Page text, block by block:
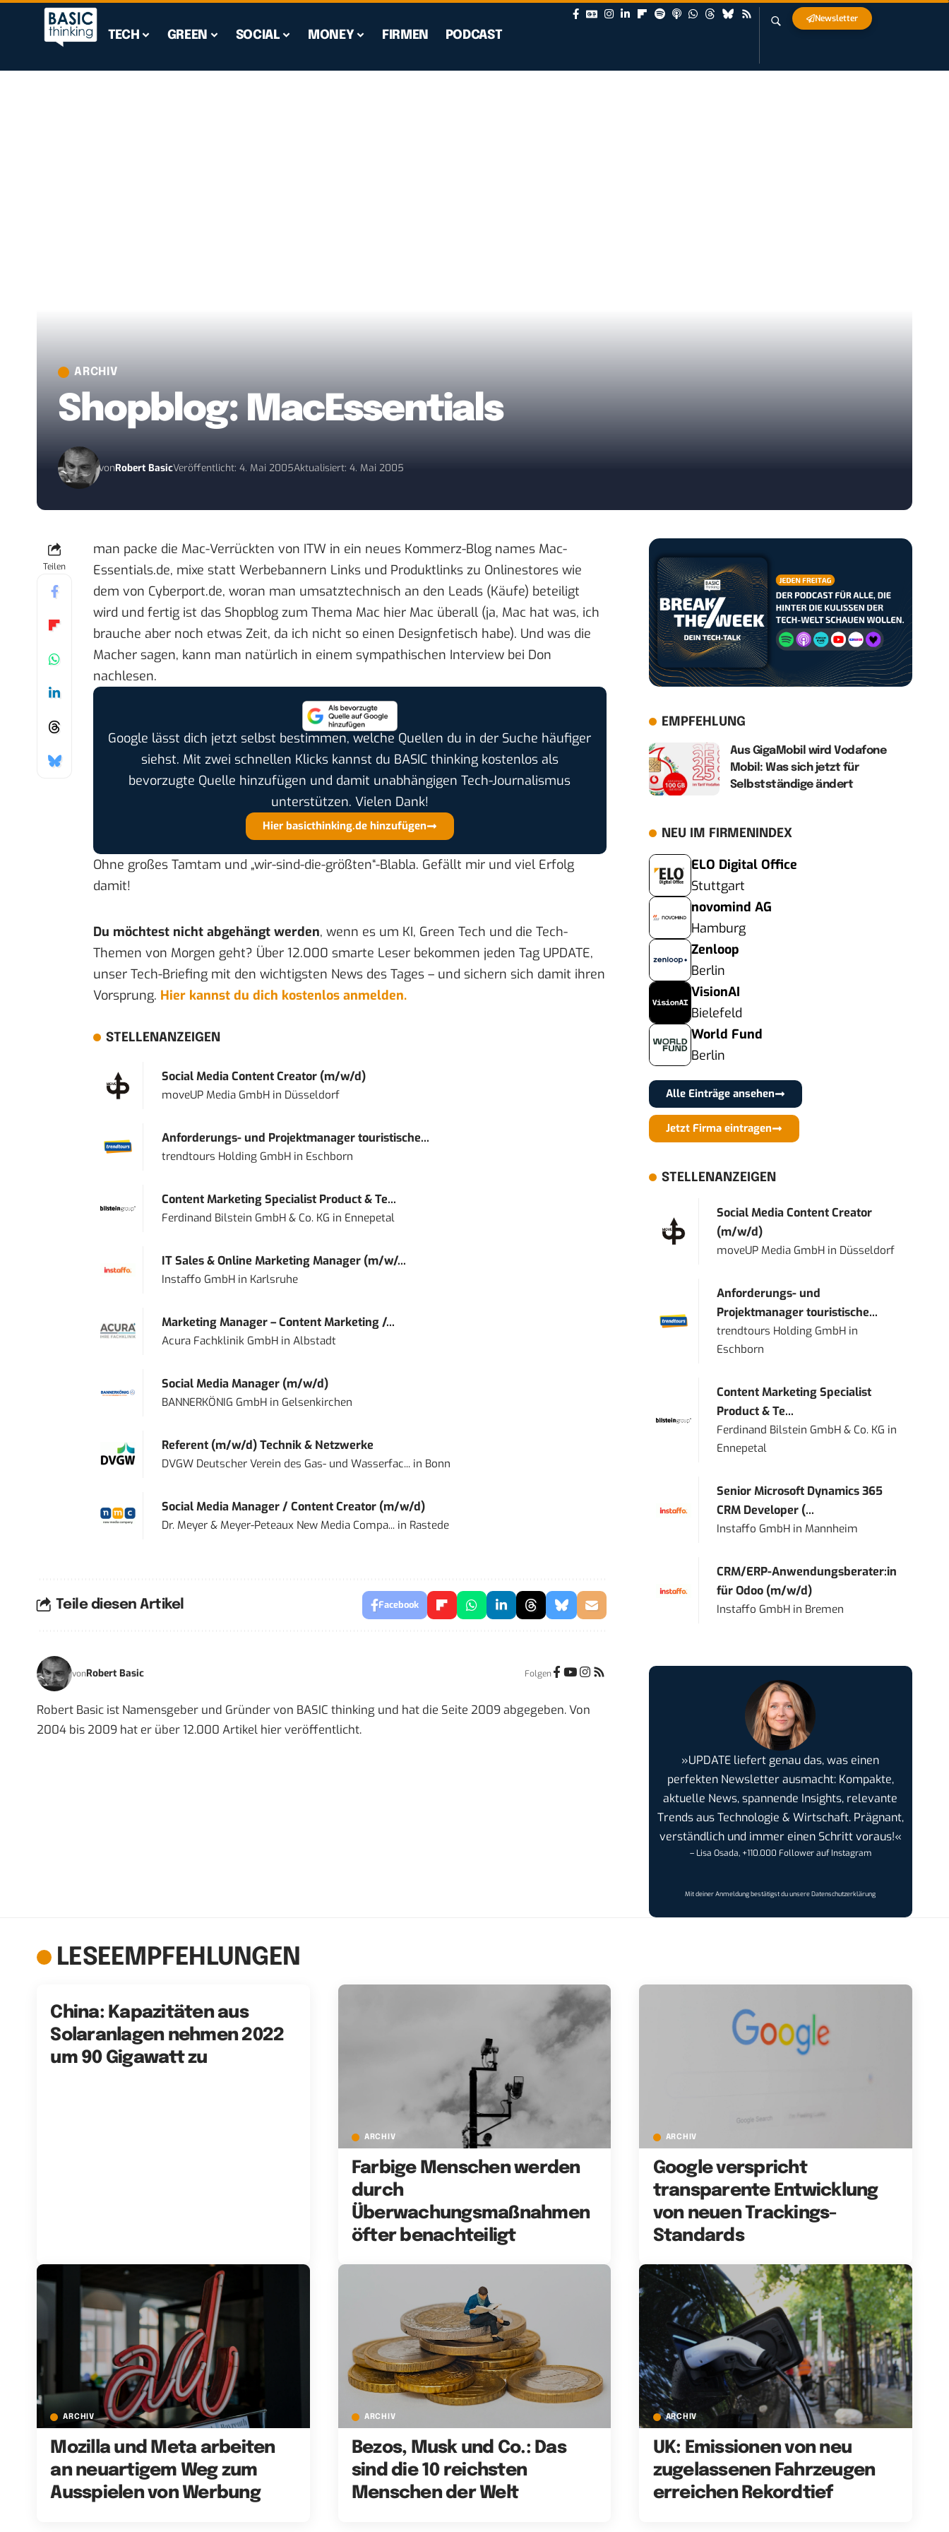
TECH GREEN SOCIAL MONEY FIRMEN PODCAST
Newsletter
ARCHIV
Shopblog: MacEssentials
vonRobert BasicVeröffentlicht: 4. Mai 2005Aktualisiert: 4. Mai 2005
Teilen
man packe die Mac-Verrückten von ITW in ein neues Kommerz-Blog names Mac-
Essentials.de, mixe statt Werbebannern Links und Produktlinks zu Onlinestores wie
dem von Cyberport.de, woran man umsatztechnisch an den Leads (Käufe) beteiligt
wird und fertig ist das Shopblog zum Thema Mac hier Mac überall (ja, Mac hat was, ich
brauche aber noch etwas Zeit, da ich nicht so einen Designfetisch habe). Und was die
Macher sagen, kann man natürlich in einem sympathischen Interview bei Don
nachlesen.
Google lässt dich jetzt selbst bestimmen, welche Quellen du in der Suche häufiger
siehst. Mit zwei schnellen Klicks kannst du BASIC thinking kostenlos als
bevorzugte Quelle hinzufügen und damit unabhängigen Tech-Journalismus
unterstützen. Vielen Dank!
Hier basicthinking.de hinzufügen
Ohne großes Tamtam und „wir-sind-die-größten“-Blabla. Gefällt mir und viel Erfolg
damit!
Du möchtest nicht abgehängt werden, wenn es um KI, Green Tech und die Tech-
Themen von Morgen geht? Über 12.000 smarte Leser bekommen jeden Tag UPDATE,
unser Tech-Briefing mit den wichtigsten News des Tages – und sichern sich damit ihren
Vorsprung. Hier kannst du dich kostenlos anmelden.
STELLENANZEIGEN
Social Media Content Creator (m/w/d)
moveUP Media GmbHin Düsseldorf
Anforderungs- und Projektmanager touristische...
trendtours Holding GmbHin Eschborn
Content Marketing Specialist Product & Te...
Ferdinand Bilstein GmbH & Co. KG in Ennepetal
IT Sales & Online Marketing Manager (m/w/...
Instaffo GmbHin Karlsruhe
Marketing Manager – Content Marketing /...
Acura Fachklinik GmbHin Albstadt
Social Media Manager (m/w/d)
BANNERKÖNIG GmbHin Gelsenkirchen
Referent (m/w/d) Technik & Netzwerke
DVGW Deutscher Verein des Gas- und Wasserfac...in Bonn
Social Media Manager / Content Creator (m/w/d)
Dr. Meyer & Meyer-Peteaux New Media Compa...in Rastede
Teile diesen Artikel Facebook
vonRobert Basic Folgen
Robert Basic ist Namensgeber und Gründer von BASIC thinking und hat die Seite 2009 abgegeben. Von
2004 bis 2009 hat er über 12.000 Artikel hier veröffentlicht.
EMPFEHLUNG
Aus GigaMobil wird Vodafone
Mobil: Was sich jetzt für
Selbstständige ändert
NEU IM FIRMENINDEX
ELO Digital Office
Stuttgart
novomind AG
Hamburg
Zenloop
Berlin
VisionAI
Bielefeld
World Fund
Berlin
Alle Einträge ansehen
Jetzt Firma eintragen
STELLENANZEIGEN
Social Media Content Creator
(m/w/d)
moveUP Media GmbH in Düsseldorf
Anforderungs- und
Projektmanager touristische...
trendtours Holding GmbH in
Eschborn
Content Marketing Specialist
Product & Te...
Ferdinand Bilstein GmbH & Co. KG in
Ennepetal
Senior Microsoft Dynamics 365
CRM Developer (...
Instaffo GmbH in Mannheim
CRM/ERP-Anwendungsberater:in
für Odoo (m/w/d)
Instaffo GmbH in Bremen
»UPDATE liefert genau das, was einen
perfekten Newsletter ausmacht: Kompakte,
aktuelle News, spannende Insights, relevante
Trends aus Technologie & Wirtschaft. Prägnant,
verständlich und immer einen Schritt voraus!«
– Lisa Osada, +110.000 Follower auf Instagram
Mit deiner Anmeldung bestätigst du unsereDatenschutzerklärung
LESEEMPFEHLUNGEN
China: Kapazitäten aus
Solaranlagen nehmen 2022
um 90 Gigawatt zu
ARCHIV
Farbige Menschen werden
durch
Überwachungsmaßnahmen
öfter benachteiligt
ARCHIV
Google verspricht
transparente Entwicklung
von neuen Trackings-
Standards
ARCHIV
Mozilla und Meta arbeiten
an neuartigem Weg zum
Ausspielen von Werbung
ARCHIV
Bezos, Musk und Co.: Das
sind die 10 reichsten
Menschen der Welt
ARCHIV
UK: Emissionen von neu
zugelassenen Fahrzeugen
erreichen Rekordtief